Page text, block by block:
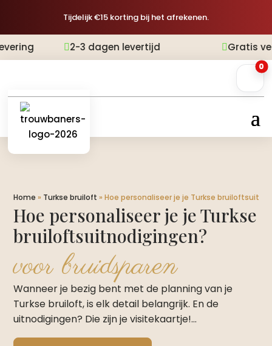
Tijdelijk €15 korting bij het afrekenen.
2-3 dagen levertijd Gratis verzending
0
Home » Turkse bruiloft »Hoe personaliseer je je Turkse
Hoe personaliseer je je Turkse
bruiloftsuitnodigingen?
voor bruidsparen
Wanneer je bezig bent met de planning van je
Turkse bruiloft, is elk detail belangrijk. En de
uitnodigingen? Die zijn je visitekaartje!…